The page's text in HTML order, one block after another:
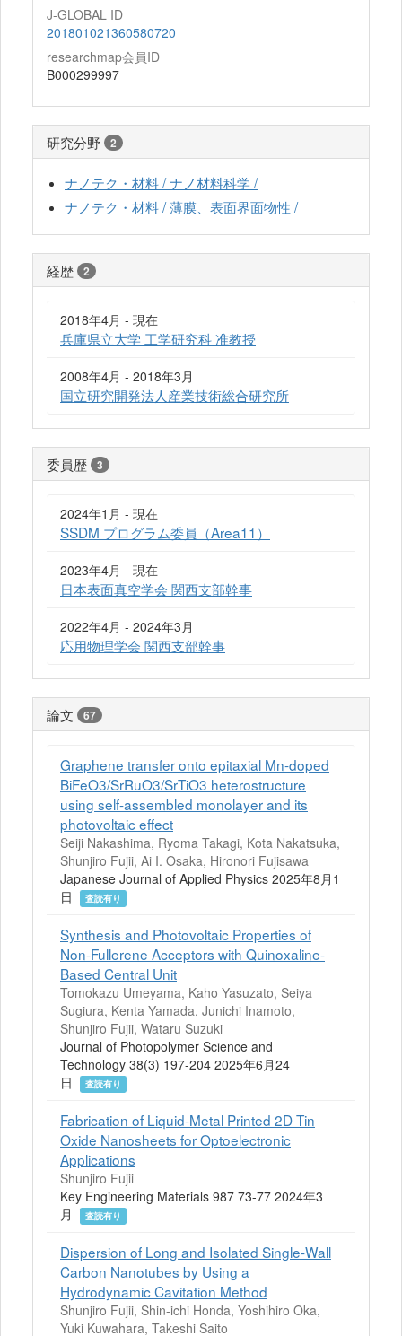
J-GLOBAL ID
201801021360580720
researchmap会員ID
B000299997
研究分野 2
ナノテク・材料 / ナノ材料科学 /
ナノテク・材料 / 薄膜、表面界面物性 /
経歴 2
2018年4月 - 現在
兵庫県立大学 工学研究科 准教授
2008年4月 - 2018年3月
国立研究開発法人産業技術総合研究所
委員歴 3
2024年1月 - 現在
SSDM プログラム委員（Area11）
2023年4月 - 現在
日本表面真空学会 関西支部幹事
2022年4月 - 2024年3月
応用物理学会 関西支部幹事
論文 67
Graphene transfer onto epitaxial Mn-doped
BiFeO3/SrRuO3/SrTiO3 heterostructure
using self-assembled monolayer and its
photovoltaic effect
Seiji Nakashima, Ryoma Takagi, Kota Nakatsuka,
Shunjiro Fujii, Ai I. Osaka, Hironori Fujisawa
Japanese Journal of Applied Physics 2025年8月1
日
査読有り
Synthesis and Photovoltaic Properties of
Non-Fullerene Acceptors with Quinoxaline-
Based Central Unit
Tomokazu Umeyama, Kaho Yasuzato, Seiya
Sugiura, Kenta Yamada, Junichi Inamoto,
Shunjiro Fujii, Wataru Suzuki
Journal of Photopolymer Science and
Technology 38(3) 197-204 2025年6月24
日
査読有り
Fabrication of Liquid-Metal Printed 2D Tin
Oxide Nanosheets for Optoelectronic
Applications
Shunjiro Fujii
Key Engineering Materials 987 73-77 2024年3
月
査読有り
Dispersion of Long and Isolated Single-Wall
Carbon Nanotubes by Using a
Hydrodynamic Cavitation Method
Shunjiro Fujii, Shin-ichi Honda, Yoshihiro Oka,
Yuki Kuwahara, Takeshi Saito